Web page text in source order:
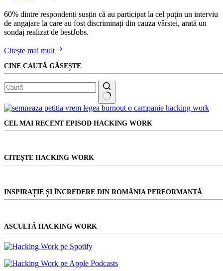
60% dintre respondenți susțin că au participat la cel puțin un interviu
de angajare la care au fost discriminați din cauza vârstei, arată un
sondaj realizat de bestJobs.
Citește mai mult
are
bătrâni,
înseamnă
că
i
angajează
CINE CAUTĂ GĂSEȘTE
Niciun
CEL MAI RECENT EPISOD HACKING WORK
CITEŞTE HACKING WORK
INSPIRAȚIE ȘI ÎNCREDERE DIN ROMÂNIA PERFORMANTĂ
ASCULTĂ HACKING WORK